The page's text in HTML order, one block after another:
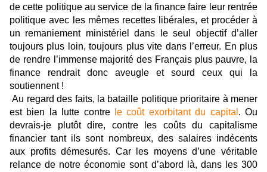
de cette politique au service de la finance faire leur rentrée
politique avec les mêmes recettes libérales, et procéder à
un remaniement ministériel dans le seul objectif d’aller
toujours plus loin, toujours plus vite dans l’erreur. En plus
de rendre l’immense majorité des Français plus pauvre, la
finance rendrait donc aveugle et sourd ceux qui la
soutiennent !
Au regard des faits, la bataille politique prioritaire à mener
est bien la lutte contre
le coût exorbitant du capital . Ou
devrais-je plutôt dire, contre les coûts du capitalisme
financier tant ils sont nombreux, des salaires indécents
aux profits démesurés. Car les moyens d’une véritable
relance de notre économie sont d’abord là, dans les 300